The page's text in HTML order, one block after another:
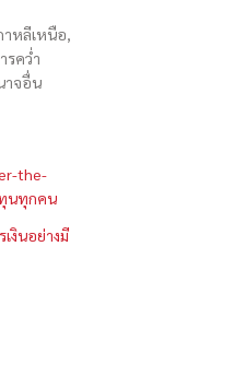
าหลีเหนือ,
รคว่ำ
าจอื่น
the-
ทุนทุกคน
งินอย่างมี